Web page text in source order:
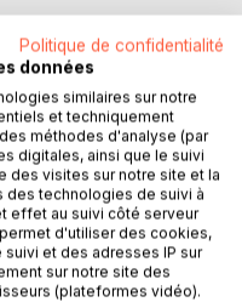
Politique de confidentialité
données
similaires sur notre
et techniquement
méthodes d'analyse (par
digitales, ainsi que le suivi
des visites sur notre site et la
des technologies de suivi à
effet au suivi côté serveur
d'utiliser des cookies,
et des adresses IP sur
sur notre site des
(plateformes vidéo).